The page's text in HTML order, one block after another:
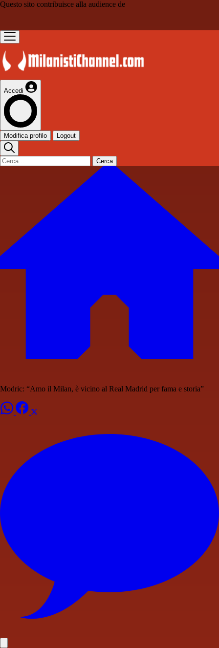
Questo sito contribuisce alla audience de
Accedi
Modifica profilo Logout
Cerca
Modric: “Amo il Milan, è vicino al Real Madrid per fama e storia”